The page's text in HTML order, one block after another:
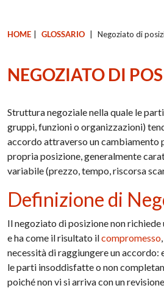
HOME GLOSSARIO Negoziato di
NEGOZIATO DI
Struttura negoziale nella quale le
gruppi, funzioni o organizzazioni)
accordo attraverso un cambiamento
propria posizione, generalmente
variabile (prezzo, tempo, riscorsa
Definizione di
Il negoziato di posizione non richiede
e ha come il risultato ilcompromesso
necessità di raggiungere un accordo:
le parti insoddisfatte o non
poiché non vi si arriva con un